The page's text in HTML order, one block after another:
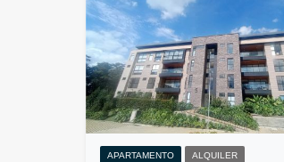
APARTAMENTO ALQUILER